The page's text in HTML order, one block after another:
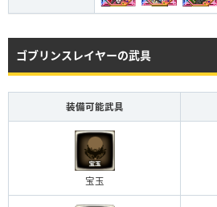
ゴブリンスレイヤーの武具
装備可能武具
宝玉